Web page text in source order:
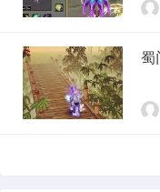
蜀